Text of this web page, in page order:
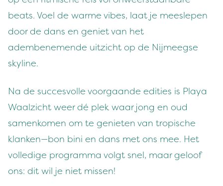
beats. Voel de warme vibes, laat je meeslepen
door de dans en geniet van het
adembenemende uitzicht op de Nijmeegse
skyline.
Na de succesvolle voorgaande edities is Playa
Waalzicht weer dé plek waar jong en oud
samenkomen om te genieten van tropische
klanken—bon bini en dans met ons mee. Het
volledige programma volgt snel, maar geloof
ons: dit wil je niet missen!